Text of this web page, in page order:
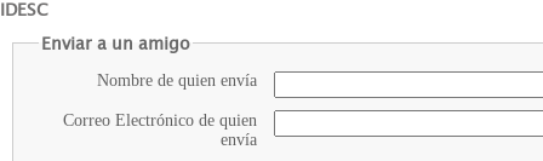
IDESC
Enviar a un amigo
Nombre de quien envía
Correo Electrónico de quien
envía